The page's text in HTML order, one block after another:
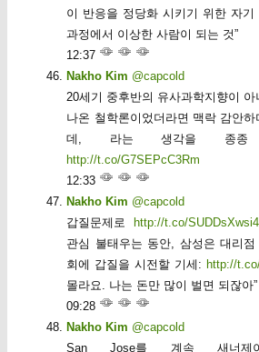
이 반응을 정당화 시키기 위한 자기
과정에서 이상한 사람이 되는 것”
12:37
Nakho Kim @capcold
20세기 중후반의 유사과학지향이
나온 철학론이었더라면 맥락 감안
데, 라는 생각을 종종
http://t.co/G7SEPcC3Rm
12:33
Nakho Kim @capcold
갑질문제로
http://t.co/SUDDsXwsi4
관심 불태우는 동안, 삼성은 대리
회에 갑질을 시전할 기세: http://
몰라요. 나는 돈만 많이 벌면 되잖아”
09:28
Nakho Kim @capcold
San Jose를 계속 새너제이